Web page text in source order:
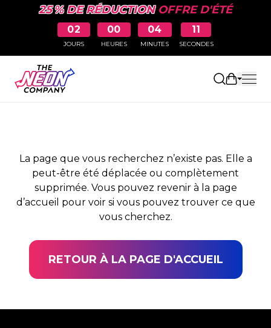
25 % DE RÉDUCTIONOFFRE D'ÉTÉ
02
JOURS
00
HEURES
04
MINUTES
11
SECONDES
Ouvrir le
PAGE NON TROUVÉE
La page que vous recherchez n’existe pas. Elle a
peut-être été déplacée ou complètement
supprimée. Vous pouvez revenir à la page
d’accueil pour voir si vous pouvez trouver ce que
vous cherchez.
RETOUR À LA PAGE D'ACCUEIL